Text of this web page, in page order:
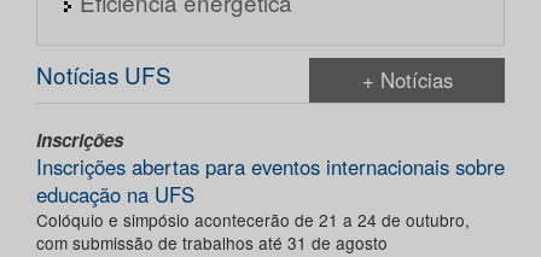
Notícias UFS + Notícias
Inscrições
Inscrições abertas para eventos internacionais sobre
educação na UFS
Colóquio e simpósio acontecerão de 21 a 24 de outubro,
com submissão de trabalhos até 31 de agosto